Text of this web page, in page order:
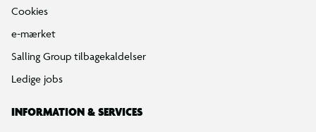
Cookies
e-mærket
Salling Group tilbagekaldelser
Ledige jobs
INFORMATION & SERVICES